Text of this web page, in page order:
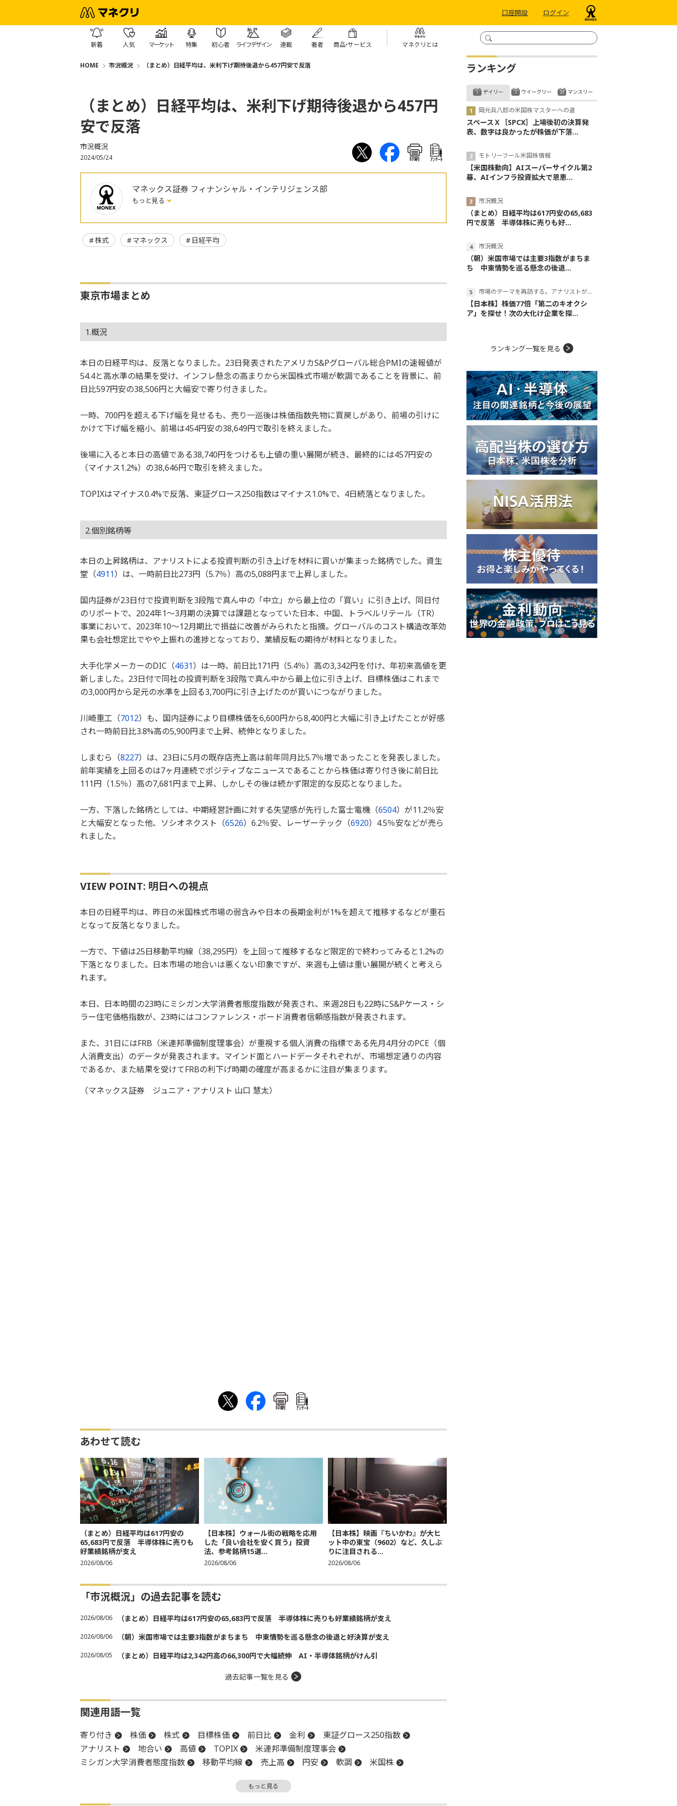
口座開設 ログイン
新着 人気 マーケット 特集 初心者 ライフデザイン 連載 著者 商品・サービス マネクリとは
HOME 市況概況 （まとめ）日経平均は、米利下げ期待後退から457円安で反落
（まとめ）日経平均は、米利下げ期待後退から457円
安で反落
市況概況
2024/05/24 印刷 ｱﾝｹｰﾄ
マネックス証券 フィナンシャル・インテリジェンス部
もっと見る
株式 マネックス 日経平均
東京市場まとめ
1.概況
本日の日経平均は、反落となりました。23日発表されたアメリカS&Pグローバル総合PMIの速報値が
54.4と高水準の結果を受け、インフレ懸念の高まりから米国株式市場が軟調であることを背景に、前
日比597円安の38,506円と大幅安で寄り付きました。
一時、700円を超える下げ幅を見せるも、売り一巡後は株価指数先物に買戻しがあり、前場の引けに
かけて下げ幅を縮小、前場は454円安の38,649円で取引を終えました。
後場に入ると本日の高値である38,740円をつけるも上値の重い展開が続き、最終的には457円安の
（マイナス1.2%）の38,646円で取引を終えました。
TOPIXはマイナス0.4%で反落、東証グロース250指数はマイナス1.0%で、4日続落となりました。
2.個別銘柄等
本日の上昇銘柄は、アナリストによる投資判断の引き上げを材料に買いが集まった銘柄でした。資生
堂（4911）は、一時前日比273円（5.7％）高の5,088円まで上昇しました。
国内証券が23日付で投資判断を3段階で真ん中の「中立」から最上位の「買い」に引き上げ、同日付
のリポートで、2024年1～3月期の決算では課題となっていた日本、中国、トラベルリテール（TR）
事業において、2023年10～12月期比で損益に改善がみられたと指摘。グローバルのコスト構造改革効
果も会社想定比でやや上振れの進捗となっており、業績反転の期待が材料となりました。
大手化学メーカーのDIC（4631）は一時、前日比171円（5.4％）高の3,342円を付け、年初来高値を更
新しました。23日付で同社の投資判断を3段階で真ん中から最上位に引き上げ、目標株価はこれまで
の3,000円から足元の水準を上回る3,700円に引き上げたのが買いにつながりました。
川崎重工（7012）も、国内証券により目標株価を6,600円から8,400円と大幅に引き上げたことが好感
され一時前日比3.8%高の5,900円まで上昇、続伸となりました。
しまむら（8227）は、23日に5月の既存店売上高は前年同月比5.7％増であったことを発表しました。
前年実績を上回るのは7ヶ月連続でポジティブなニュースであることから株価は寄り付き後に前日比
111円（1.5％）高の7,681円まで上昇、しかしその後は続かず限定的な反応となりました。
一方、下落した銘柄としては、中期経営計画に対する失望感が先行した富士電機（6504）が11.2％安
と大幅安となった他、ソシオネクスト（6526）6.2％安、レーザーテック（6920）4.5％安などが売ら
れました。
VIEW POINT: 明日への視点
本日の日経平均は、昨日の米国株式市場の弱含みや日本の長期金利が1%を超えて推移するなどが重石
となって反落となりました。
一方で、下値は25日移動平均線（38,295円）を上回って推移するなど限定的で終わってみると1.2%の
下落となりました。日本市場の地合いは悪くない印象ですが、来週も上値は重い展開が続くと考えら
れます。
本日、日本時間の23時にミシガン大学消費者態度指数が発表され、来週28日も22時にS&Pケース・シ
ラー住宅価格指数が、23時にはコンファレンス・ボード消費者信頼感指数が発表されます。
また、31日にはFRB（米連邦準備制度理事会）が重視する個人消費の指標である先月4月分のPCE（個
人消費支出）のデータが発表されます。マインド面とハードデータそれぞれが、市場想定通りの内容
であるか、また結果を受けてFRBの利下げ時期の確度が高まるかに注目が集まります。
（マネックス証券 ジュニア・アナリスト 山口 慧太）
印刷 ｱﾝｹｰﾄ
あわせて読む
（まとめ）日経平均は617円安の
65,683円で反落 半導体株に売りも
好業績銘柄が支え
2026/08/06
【日本株】ウォール街の戦略を応用
した「良い会社を安く買う」投資
法、参考銘柄15選...
2026/08/06
【日本株】映画『ちいかわ』が大ヒ
ット中の東宝（9602）など、久しぶ
りに注目される...
2026/08/06
「市況概況」の過去記事を読む
2026/08/06 （まとめ）日経平均は617円安の65,683円で反落 半導体株に売りも好業績銘柄が支え
2026/08/06 （朝）米国市場では主要3指数がまちまち 中東情勢を巡る懸念の後退と好決算が支え
2026/08/05 （まとめ）日経平均は2,342円高の66,300円で大幅続伸 AI・半導体銘柄がけん引
過去記事一覧を見る
関連用語一覧
寄り付き 株価 株式 目標株価 前日比 金利
東証グロース250指数
アナリスト
地合い 高値 TOPIX
米連邦準備制度理事会
ミシガン大学消費者態度指数
移動平均線 売上高 円安 軟調
米国株
後場 材料
もっと見る
ランキング
デイリー
岡元兵八郎の米国株マスターへの道
スペースＸ［SPCX］上場後初の決算発
表、数字は良かったが株価が下落...
モトリーフール米国株情報
【米国株動向】AIスーパーサイクル第2
幕、AIインフラ投資拡大で恩恵...
市況概況
（まとめ）日経平均は617円安の65,683
円で反落 半導体株に売りも好...
市況概況
（朝）米国市場では主要3指数がまちま
ち 中東情勢を巡る懸念の後退...
市場のテーマを再訪する。アナリストが読み解くテーマの本質
【日本株】株価77倍「第二のキオクシ
ア」を探せ！次の大化け企業を探...
ウイークリー マンスリー
ランキング一覧を見る